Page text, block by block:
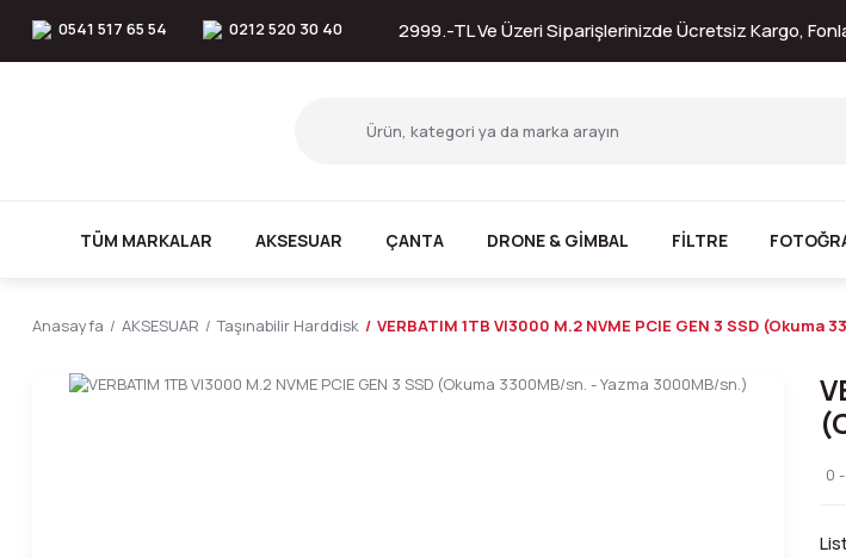
0541 517 65 54 0212 520 30 40 2999.-TL Ve Üzeri Siparişlerinizde Ücretsiz Kargo,
TÜM MARKALAR AKSESUAR ÇANTA DRONE & GİMBAL FİLTRE
Anasayfa AKSESUAR Taşınabilir Harddisk VERBATIM 1TB VI3000 M.2 NVME PCIE GEN 3 SSD
0